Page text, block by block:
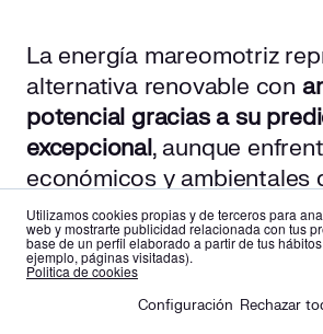
Utilizamos cookies propias y de terceros para
web y mostrarte publicidad relacionada con tus
base de un perfil elaborado a partir de tus
ejemplo, páginas visitadas).
Politica de cookies
Configuración Rechazar
es en
La energía mareomotriz
alternativa renovable con
potencial gracias a su
excepcional, aunque
económicos y ambientales
despliegue masivo a corto
papel en la transición
complementario, aportando
diversificación al mix de